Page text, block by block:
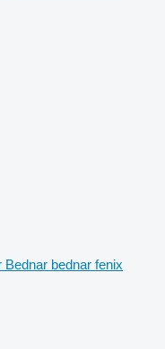
Bednar bednar fenix